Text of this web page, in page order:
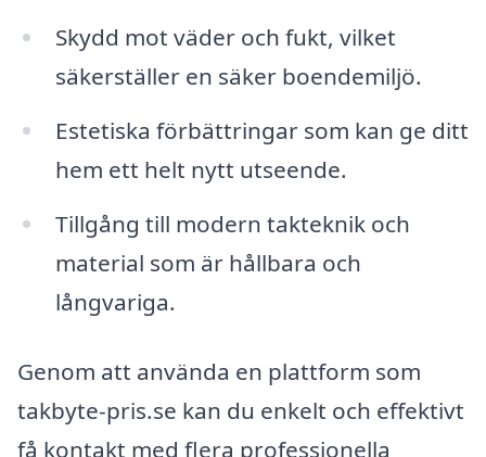
Skydd mot väder och fukt, vilket
säkerställer en säker boendemiljö.
Estetiska förbättringar som kan ge ditt
hem ett helt nytt utseende.
Tillgång till modern takteknik och
material som är hållbara och
långvariga.
Genom att använda en plattform som
takbyte-pris.se kan du enkelt och effektivt
få kontakt med flera professionella